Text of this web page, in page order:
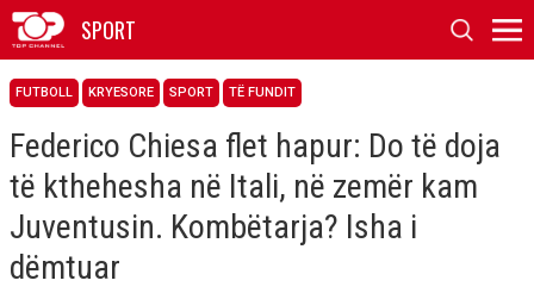
SPORT
FUTBOLL KRYESORE SPORT TË FUNDIT
Federico Chiesa flet hapur: Do të doja
të kthehesha në Itali, në zemër kam
Juventusin. Kombëtarja? Isha i
dëmtuar